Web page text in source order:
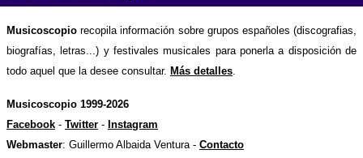
Musicoscopio recopila información sobre grupos españoles (discografias,
biografías, letras...) y festivales musicales para ponerla a disposición de
todo aquel que la desee consultar. Más detalles.
Musicoscopio 1999-2026
Facebook - Twitter - Instagram
Webmaster: Guillermo Albaida Ventura - Contacto